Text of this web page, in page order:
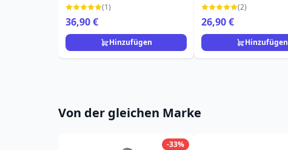
(1)
36,90 €
Hinzufügen
(2)
26,90 €
Hinzufügen
Von der gleichen Marke
-33%